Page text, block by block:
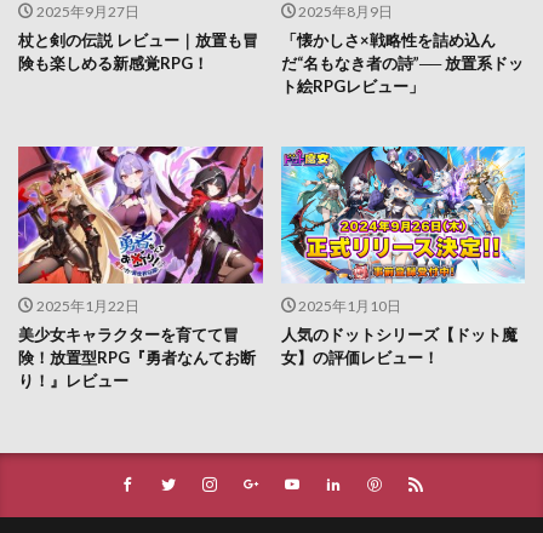
2025年9月27日
杖と剣の伝説 レビュー｜放置も冒
険も楽しめる新感覚RPG！
2025年8月9日
「懐かしさ×戦略性を詰め込ん
だ“名もなき者の詩”── 放置系ドッ
ト絵RPGレビュー」
2025年1月22日
美少女キャラクターを育てて冒
険！放置型RPG『勇者なんてお断
り！』レビュー
2025年1月10日
人気のドットシリーズ【ドット魔
女】の評価レビュー！